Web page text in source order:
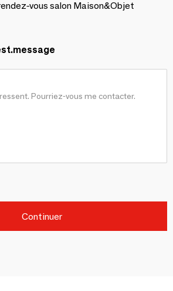
vous salon Maison&Objet
Continuer